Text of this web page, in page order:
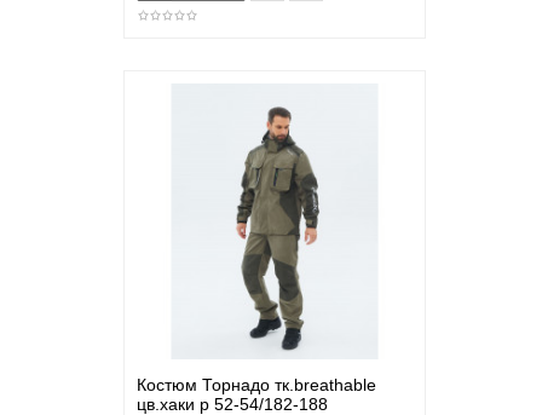
Костюм Торнадо тк.breathable
цв.хаки р 52-54/182-188